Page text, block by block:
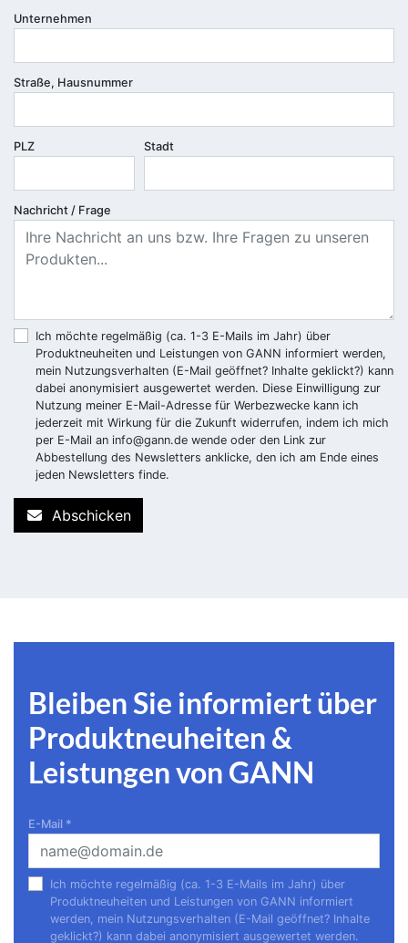
Unternehmen
Straße, Hausnummer
PLZ Stadt
Nachricht / Frage
Ich möchte regelmäßig (ca. 1-3 E-Mails im Jahr) über
Produktneuheiten und Leistungen von GANN informiert werden,
mein Nutzungsverhalten (E-Mail geöffnet? Inhalte geklickt?) kann
dabei anonymisiert ausgewertet werden. Diese Einwilligung zur
Nutzung meiner E-Mail-Adresse für Werbezwecke kann ich
jederzeit mit Wirkung für die Zukunft widerrufen, indem ich mich
per E-Mail an info@gann.de wende oder den Link zur
Abbestellung des Newsletters anklicke, den ich am Ende eines
jeden Newsletters finde.
Abschicken
Bleiben Sie informiert über
Produktneuheiten &
Leistungen von GANN
E-Mail *
Ich möchte regelmäßig (ca. 1-3 E-Mails im Jahr) über
Produktneuheiten und Leistungen von GANN informiert
werden, mein Nutzungsverhalten (E-Mail geöffnet? Inhalte
geklickt?) kann dabei anonymisiert ausgewertet werden.